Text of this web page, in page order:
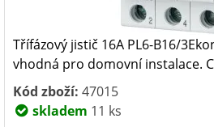
Třífázový jistič 16A PL6-B16/
vhodná pro domovní instalace.
Kód zboží: 47015
skladem 11 ks